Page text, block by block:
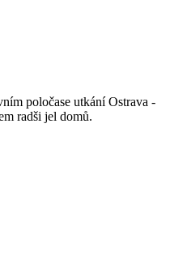
poločase utkání Ostrava -
radši jel domů.